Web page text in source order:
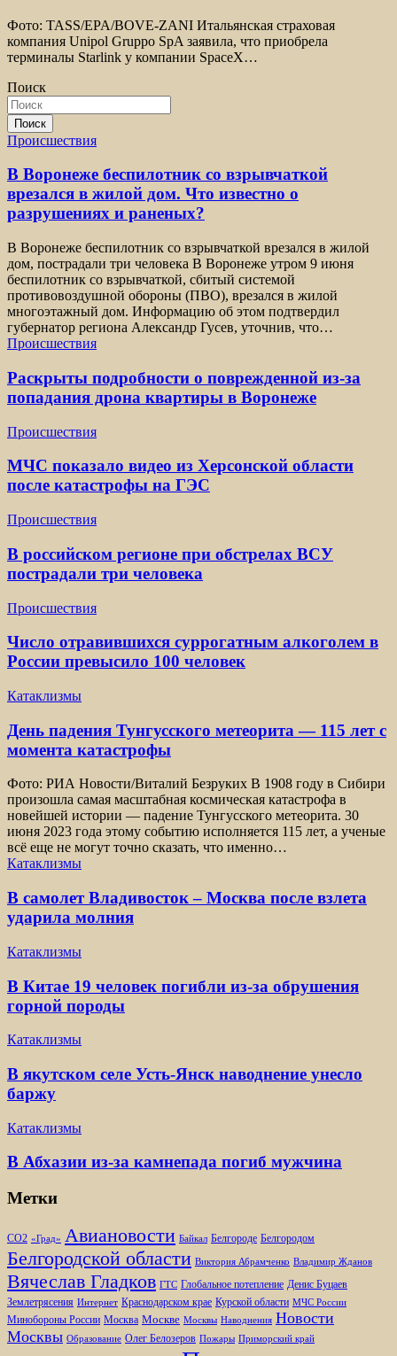
Фото: TASS/EPA/BOVE-ZANI Итальянская страховая
компания Unipol Gruppo SpA заявила, что приобрела
терминалы Starlink у компании SpaceX…
Поиск
Поиск
Происшествия
В Воронеже беспилотник со взрывчаткой
врезался в жилой дом. Что известно о
разрушениях и раненых?
В Воронеже беспилотник со взрывчаткой врезался в жилой
дом, пострадали три человека В Воронеже утром 9 июня
беспилотник со взрывчаткой, сбитый системой
противовоздушной обороны (ПВО), врезался в жилой
многоэтажный дом. Информацию об этом подтвердил
губернатор региона Александр Гусев, уточнив, что…
Происшествия
Раскрыты подробности о поврежденной из-за
попадания дрона квартиры в Воронеже
Происшествия
МЧС показало видео из Херсонской области
после катастрофы на ГЭС
Происшествия
В российском регионе при обстрелах ВСУ
пострадали три человека
Происшествия
Число отравившихся суррогатным алкоголем в
России превысило 100 человек
Катаклизмы
День падения Тунгусского метеорита — 115 лет с
момента катастрофы
Фото: РИА Новости/Виталий Безруких В 1908 году в Сибири
произошла самая масштабная космическая катастрофа в
новейшей истории — падение Тунгусского метеорита. 30
июня 2023 года этому событию исполняется 115 лет, а ученые
всё еще не могут точно сказать, что именно…
Катаклизмы
В самолет Владивосток – Москва после взлета
ударила молния
Катаклизмы
В Китае 19 человек погибли из-за обрушения
горной породы
Катаклизмы
В якутском селе Усть-Янск наводнение унесло
баржу
Катаклизмы
В Абхазии из-за камнепада погиб мужчина
Метки
CO2 «Град» Авиановости Байкал Белгороде Белгородом
Белгородской области Виктория Абрамченко Владимир Жданов
Вячеслав Гладков ГТС Глобальное потепление Денис Буцаев
Землетрясения Интернет Краснодарском крае Курской области МЧС России
Минобороны России Москва Москве Москвы Наводнения Новости
Москвы Образование Олег Белозеров Пожары Приморский край